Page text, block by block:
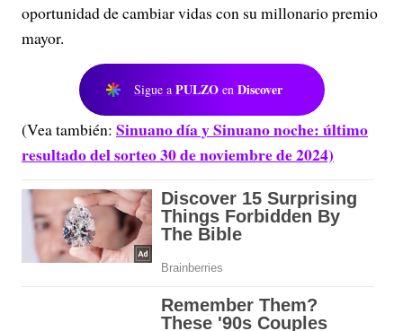
oportunidad de cambiar vidas con su millonario premio
mayor.
Sigue a PULZO en Discover
(Vea también: Sinuano día y Sinuano noche: último
resultado del sorteo 30 de noviembre de 2024)